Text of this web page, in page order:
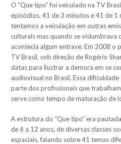
O “Que tipo” foi veiculado na TV
episódios, 41 de 3 minutos e 41 de
tentamos a veiculação em outras
culturais mas quando se vislumbrava
acontecia algum entrave. Em 2008 o
TV Brasil, sob direção de Rogério
datas para ilustrar a demora em se
audiovisual no Brasil. Essa
parte dos profissionais que
serve como tempo de maturação de
A estrutura do “Que tipo” era
de 6 a 12 anos, de diversas classes
espaciais, falando sobre 41 temas